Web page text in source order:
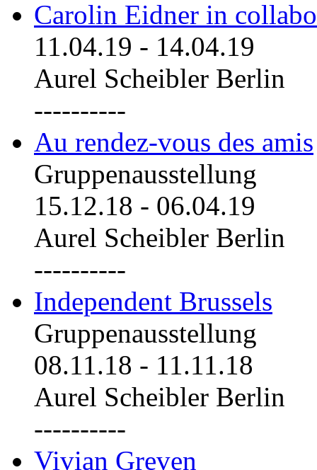
Carolin Eidner in
11.04.19 - 14.04.19
Aurel Scheibler Berlin
----------
Au rendez-vous des amis
Gruppenausstellung
15.12.18 - 06.04.19
Aurel Scheibler Berlin
----------
Independent Brussels
Gruppenausstellung
08.11.18 - 11.11.18
Aurel Scheibler Berlin
----------
Vivian Greven